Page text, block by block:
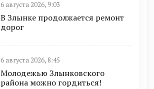
6 августа 2026, 9:03
В Злынке продолжается ремонт
дорог
6 августа 2026, 8:45
Молодежью Злынковского
района можно гордиться!